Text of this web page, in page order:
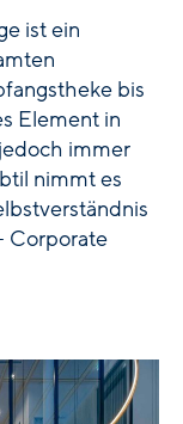
ist ein
bis
Element in
immer
nimmt es
Corporate